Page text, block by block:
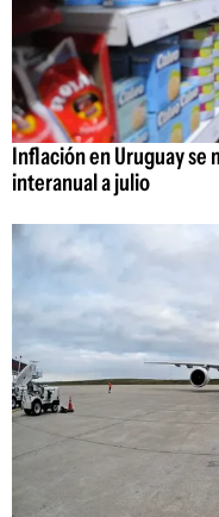
Inflación en Uruguay se
interanual a julio